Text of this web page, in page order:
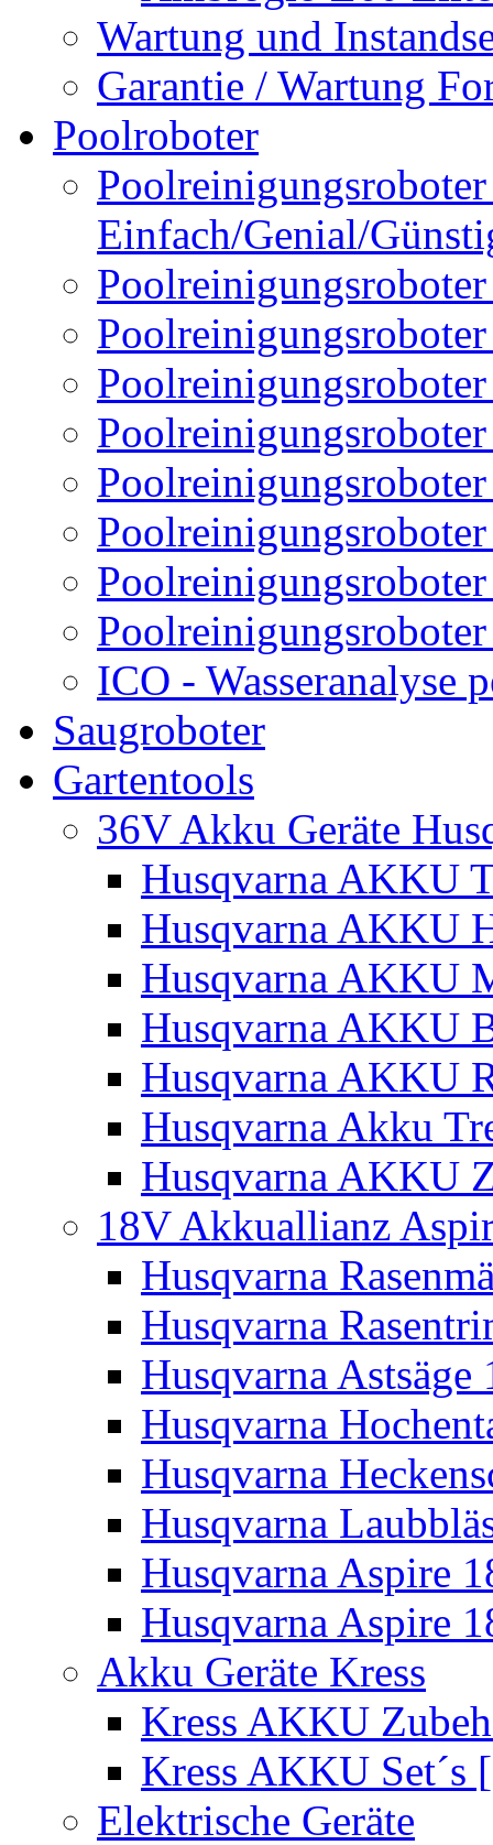
Wartung und
Garantie / Wartung
Poolroboter
Einfach/Genial/
ICO - Wasseranalyse
Saugroboter
Gartentools
36V Akku Geräte
Husqvarna AKKU
Husqvarna AKKU
Husqvarna AKKU
Husqvarna AKKU
Husqvarna AKKU
Husqvarna Akku
Husqvarna AKKU
18V Akkuallianz
Husqvarna
Husqvarna
Husqvarna
Husqvarna
Husqvarna
Husqvarna
Husqvarna Aspire
Husqvarna Aspire
Akku Geräte Kress
Kress AKKU
Kress AKKU Set´s
Elektrische Geräte